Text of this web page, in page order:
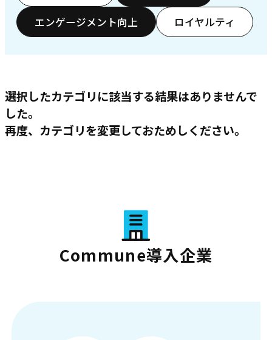
エンゲージメント向上 ロイヤルティ
選択したカテゴリに該当する結果はありませんで
した。
再度、カテゴリを変更しておためしください。
Commune導入企業